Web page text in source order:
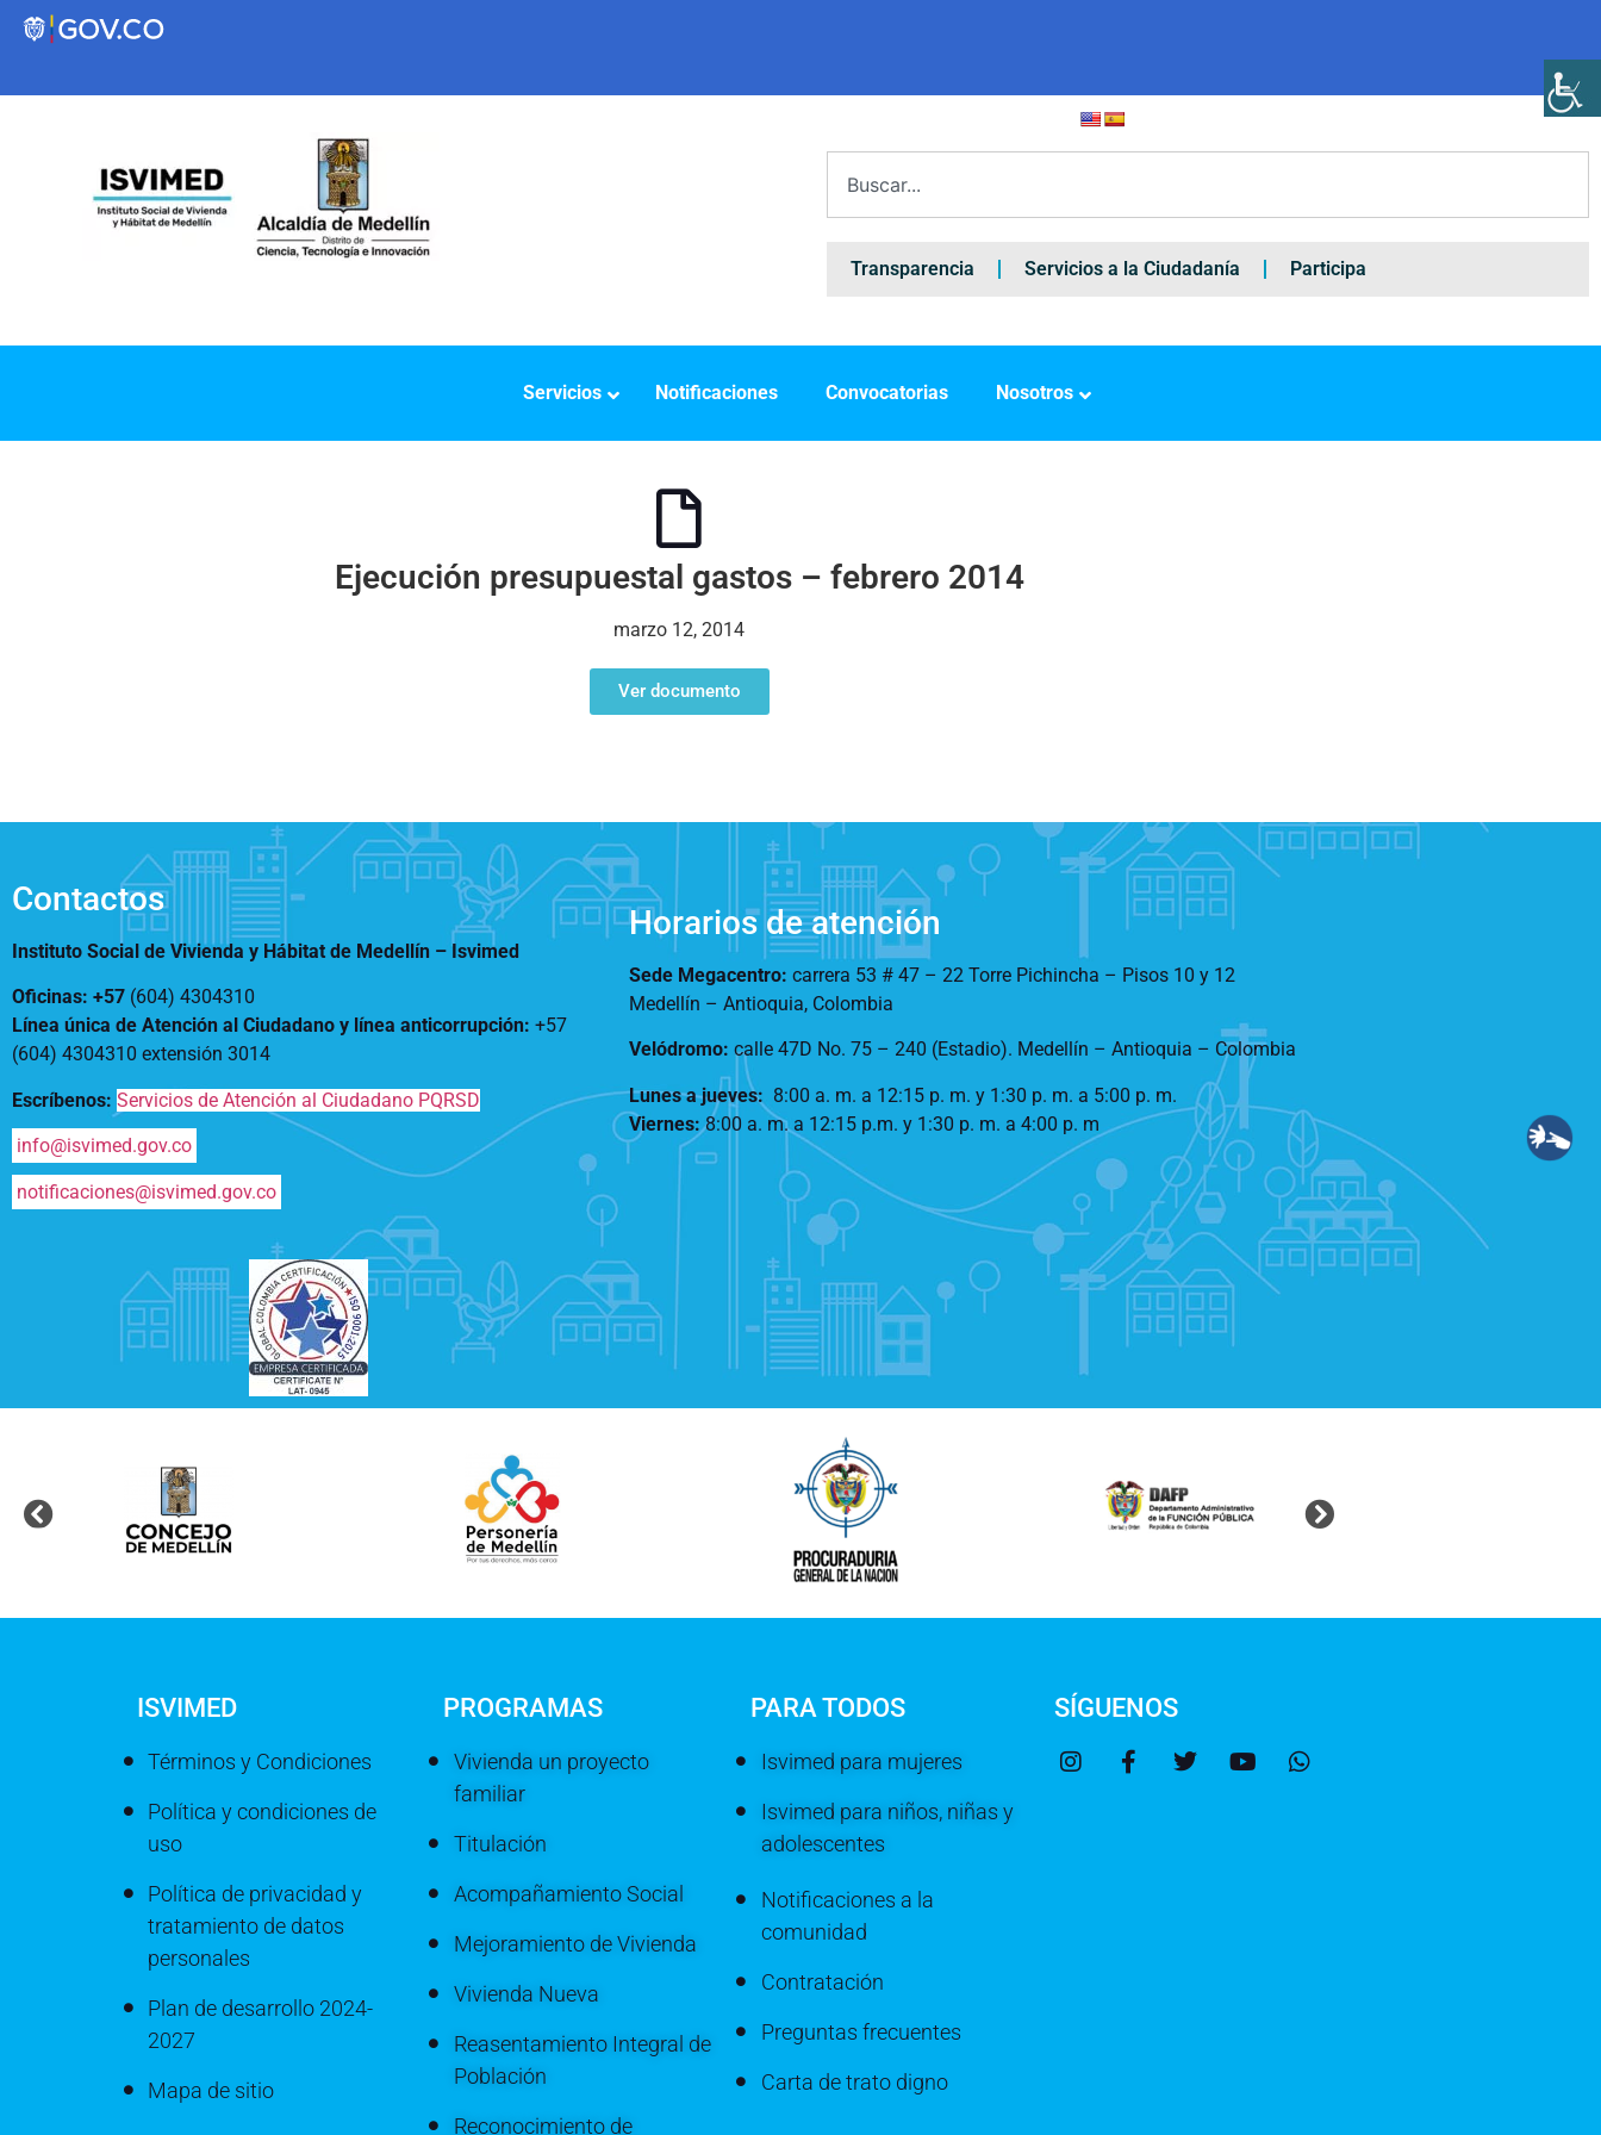
Servicios a la Ciudadanía
OPV-JVC
Contraste
Centro de relevo
Transparencia Servicios a la Ciudadanía Participa
Servicios Notificaciones Convocatorias Nosotros
Ejecución presupuestal gastos – febrero 2014
marzo 12, 2014
Ver documento
Contactos
Instituto Social de Vivienda y Hábitat de Medellín – Isvimed
Oficinas: +57 (604) 4304310
Línea única de Atención al Ciudadano y línea anticorrupción: +57
(604) 4304310 extensión 3014
Escríbenos: Servicios de Atención al Ciudadano PQRSD
info@isvimed.gov.co
notificaciones@isvimed.gov.co
Horarios de atención
Sede Megacentro: carrera 53 # 47 – 22 Torre Pichincha – Pisos 10 y 12
Medellín – Antioquia, Colombia
Velódromo: calle 47D No. 75 – 240 (Estadio). Medellín – Antioquia – Colombia
Lunes a jueves: 8:00 a. m. a 12:15 p. m. y 1:30 p. m. a 5:00 p. m.
Viernes:8:00 a. m. a 12:15 p.m. y 1:30 p. m. a 4:00 p. m
ISVIMED
Términos y Condiciones
Política y condiciones de
uso
Política de privacidad y
tratamiento de datos
personales
Plan de desarrollo 2024-
2027
Mapa de sitio
PROGRAMAS
Vivienda un proyecto
familiar
Titulación
Acompañamiento Social
Mejoramiento de Vivienda
Vivienda Nueva
Reasentamiento Integral de
Población
Reconocimiento de
PARA TODOS
Isvimed para mujeres
Isvimed para niños, niñas y
adolescentes
Notificaciones a la
comunidad
Contratación
Preguntas frecuentes
Carta de trato digno
SÍGUENOS